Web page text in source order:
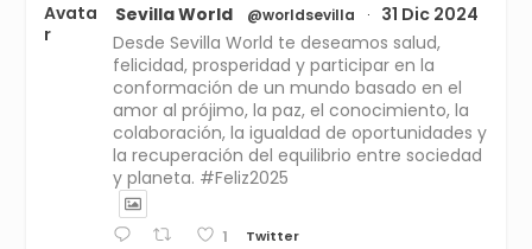
Avata
r
Sevilla World @worldsevilla ·
31 Dic 2024
Desde Sevilla World te deseamos salud,
felicidad, prosperidad y participar en la
conformación de un mundo basado en el
amor al prójimo, la paz, el conocimiento, la
colaboración, la igualdad de oportunidades y
la recuperación del equilibrio entre sociedad
y planeta. #Feliz2025
1 Twitter